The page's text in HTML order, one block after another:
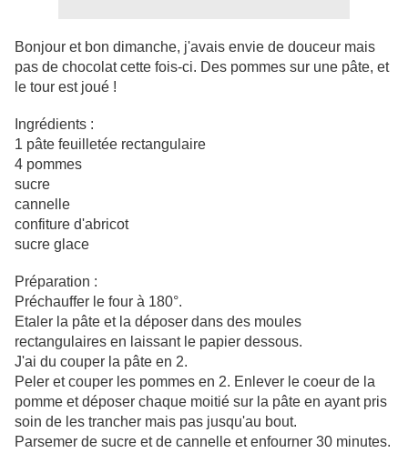
Bonjour et bon dimanche, j'avais envie de douceur mais
pas de chocolat cette fois-ci. Des pommes sur une pâte, et
le tour est joué !
Ingrédients :
1 pâte feuilletée rectangulaire
4 pommes
sucre
cannelle
confiture d'abricot
sucre glace
Préparation :
Préchauffer le four à 180°.
Etaler la pâte et la déposer dans des moules
rectangulaires en laissant le papier dessous.
J'ai du couper la pâte en 2.
Peler et couper les pommes en 2. Enlever le coeur de la
pomme et déposer chaque moitié sur la pâte en ayant pris
soin de les trancher mais pas jusqu'au bout.
Parsemer de sucre et de cannelle et enfourner 30 minutes.